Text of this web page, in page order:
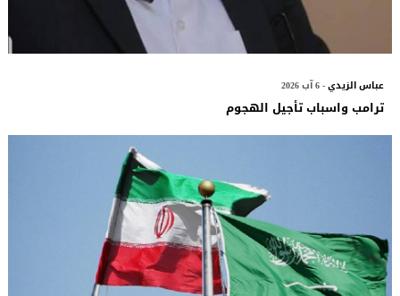
عباس الزيدي- 6 آب 2026
ترامب واسباب تأجيل الهجوم